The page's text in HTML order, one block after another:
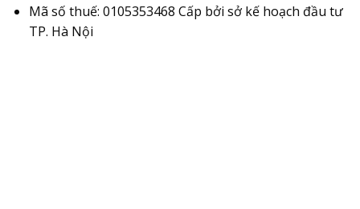
Mã số thuế: 0105353468 Cấp bởi sở kế hoạch đầu tư
TP. Hà Nội